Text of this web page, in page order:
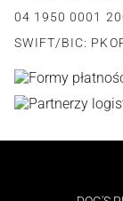
POLITYKA
04 1950 0001
SWIFT/BIC: